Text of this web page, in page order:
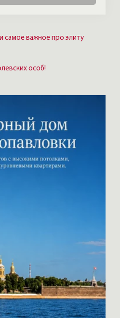
самое важное про элиту
особ!